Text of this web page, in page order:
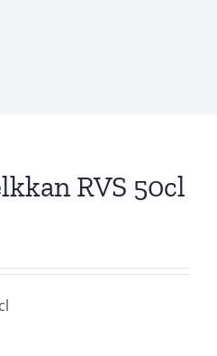
RVS 50cl